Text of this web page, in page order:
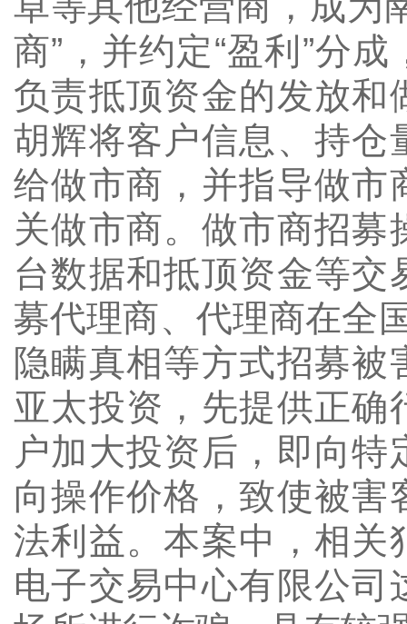
商”，并约定“盈利”分
负责抵顶资金的发放和
胡辉将客户信息、持仓
给做市商，并指导做市
关做市商。做市商招募
台数据和抵顶资金等交
募代理商、代理商在全
隐瞒真相等方式招募
亚太投资，先提供正确
户加大投资后，即向
向操作价格，致使被害
法利益。本案中，相关
电子交易中心有限公司